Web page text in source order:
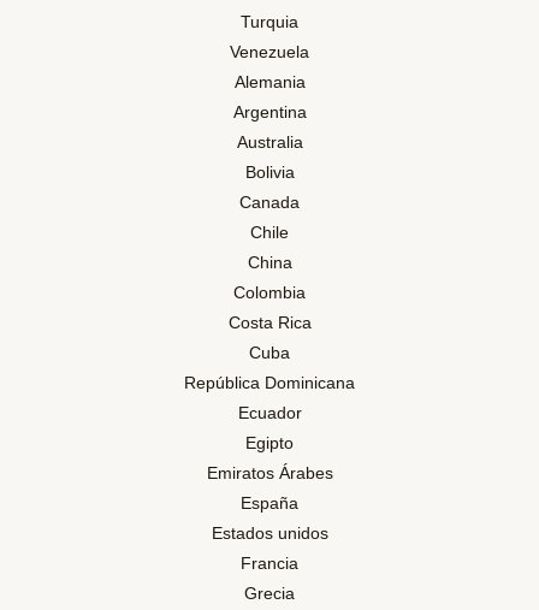
Turquia
Venezuela
Alemania
Argentina
Australia
Bolivia
Canada
Chile
China
Colombia
Costa Rica
Cuba
República Dominicana
Ecuador
Egipto
Emiratos Árabes
España
Estados unidos
Francia
Grecia